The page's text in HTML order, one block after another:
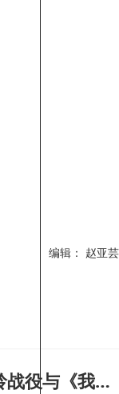
编辑： 赵亚芸
【中国共产党百年瞬间】上甘岭战役与《我的祖国》